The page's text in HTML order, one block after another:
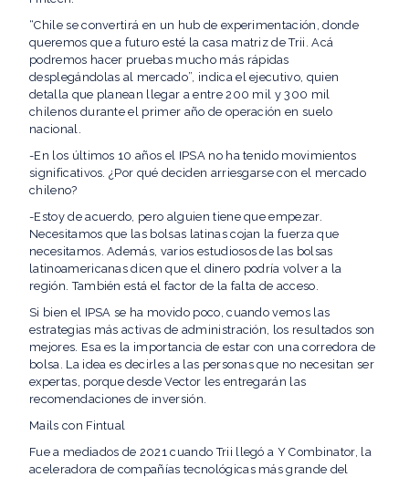
“Chile se convertirá en un hub de experimentación, donde
queremos que a futuro esté la casa matriz de Trii. Acá
podremos hacer pruebas mucho más rápidas
desplegándolas al mercado”, indica el ejecutivo, quien
detalla que planean llegar a entre 200 mil y 300 mil
chilenos durante el primer año de operación en suelo
nacional.
-En los últimos 10 años el IPSA no ha tenido movimientos
significativos. ¿Por qué deciden arriesgarse con el mercado
chileno?
-Estoy de acuerdo, pero alguien tiene que empezar.
Necesitamos que las bolsas latinas cojan la fuerza que
necesitamos. Además, varios estudiosos de las bolsas
latinoamericanas dicen que el dinero podría volver a la
región. También está el factor de la falta de acceso.
Si bien el IPSA se ha movido poco, cuando vemos las
estrategias más activas de administración, los resultados son
mejores. Esa es la importancia de estar con una corredora de
bolsa. La idea es decirles a las personas que no necesitan ser
expertas, porque desde Vector les entregarán las
recomendaciones de inversión.
Mails con Fintual
Fue a mediados de 2021 cuando Trii llegó a Y Combinator, la
aceleradora de compañías tecnológicas más grande del